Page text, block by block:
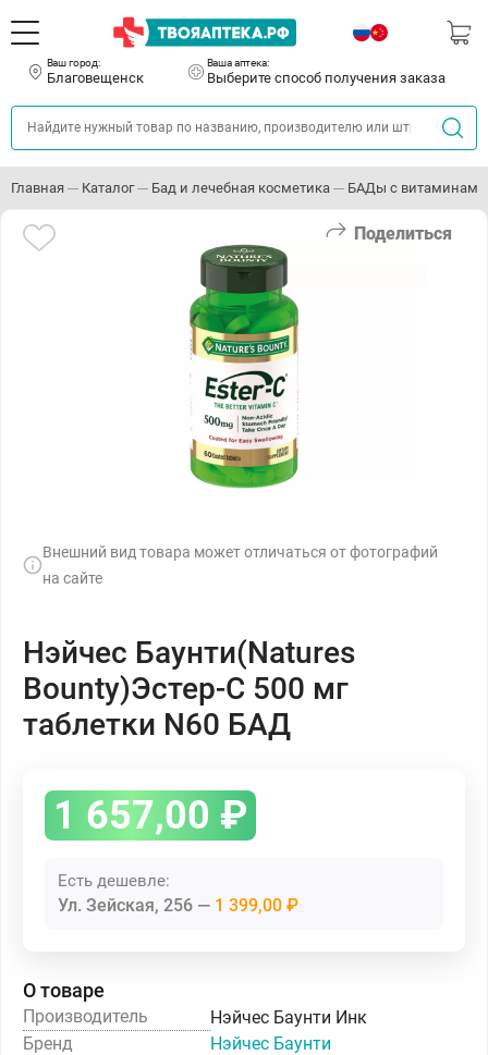
Ваш город:
Благовещенск
Ваша аптека:
Выберите способ получения заказа
Главная Каталог Бад и лечебная косметика БАДы с
Поделиться
Внешний вид товара может отличаться от фотографий
на сайте
Нэйчес Баунти(Natures
Bounty)Эстер-С 500 мг
таблетки N60 БАД
1 657,00 ₽
Есть дешевле:
Ул. Зейская, 256 1 399,00 ₽
О товаре
Производитель
Нэйчес Баунти Инк
Бренд
Нэйчес Баунти